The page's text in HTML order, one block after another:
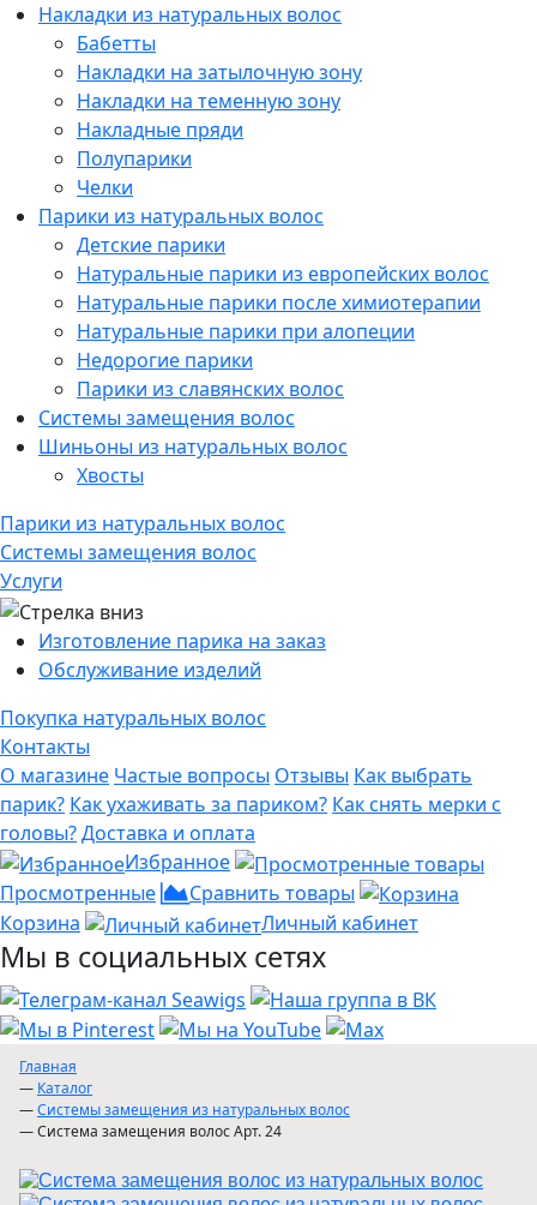
Накладки из натуральных волос
Бабетты
Накладки на затылочную зону
Накладки на теменную зону
Накладные пряди
Полупарики
Челки
Парики из натуральных волос
Детские парики
Натуральные парики из европейских волос
Натуральные парики после химиотерапии
Натуральные парики при алопеции
Недорогие парики
Парики из славянских волос
Системы замещения волос
Шиньоны из натуральных волос
Хвосты
Парики из натуральных волос
Системы замещения волос
Услуги
Изготовление парика на заказ
Обслуживание изделий
Покупка натуральных волос
Контакты
О магазине Частые вопросы Отзывы Как выбрать
парик? Как ухаживать за париком? Как снять мерки с
головы?Доставка и оплата
Избранное
Просмотренные
Сравнить товары
Корзина
Личный кабинет
Мы в социальных сетях
Главная
— Каталог
—Системы замещения из натуральных волос
—Система замещения волос Арт. 24